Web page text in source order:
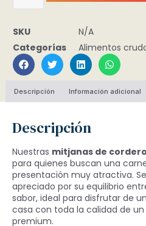
SKU
N/A
Categorías
Alimentos
Descripción Información adicional
Descripción
Nuestras mitjanas de cordero
para quienes buscan una
presentación muy atractiva.
apreciado por su equilibrio
sabor, ideal para disfrutar de
casa con toda la calidad de
premium.